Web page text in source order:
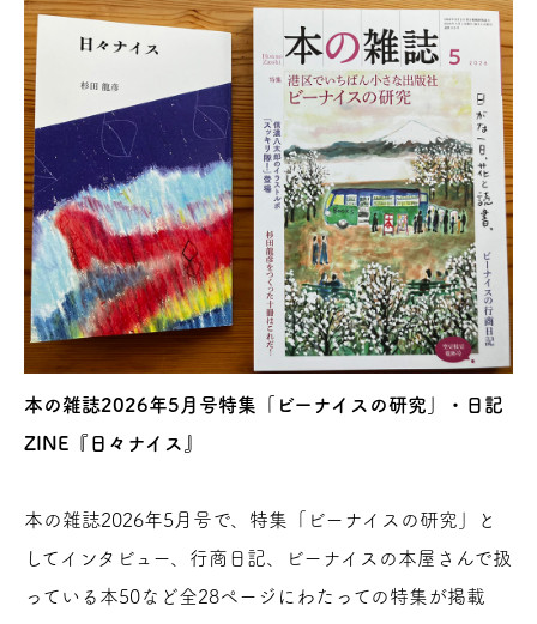
本の雑誌2026年5月号特集「ビーナイスの研究」・日記
ZINE『日々ナイス』
本の雑誌2026年5月号で、特集「ビーナイスの研究」と
してインタビュー、行商日記、ビーナイスの本屋さんで扱
っている本50など全28ページにわたっての特集が掲載